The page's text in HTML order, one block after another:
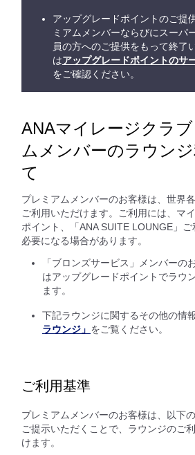
アップグレードポイントのご提
ミアムメンバーならびにスーパ
員の方へのご提供をもって終了
はアップグレードポイントのサ
をご確認ください。
ANAマイレージクラ
ムメンバーのラウン
て
プレミアムメンバーのお客様は、世界
ご利用いただけます。ご利用には、マ
ポイント、「ANA SUITE LOUNGE」
必要になる場合があります。
「ブロンズサービス」メンバーの
はアップグレードポイントでラウ
ます。
下記ラウンジに関するその他の情
ラウンジ」 をご覧ください。
ご利用基準
プレミアムメンバーのお客様は、以下
ご提示いただくことで、ラウンジのご
けます。